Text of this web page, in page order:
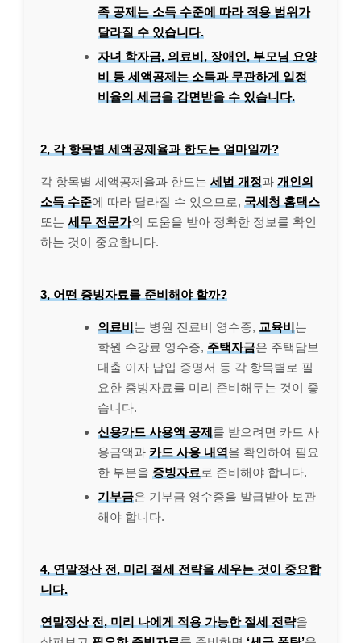
족 공제는 소득 수준에 따라 적용 범위가
달라질 수 있습니다.
자녀 학자금, 의료비, 장애인, 부모님 요양
비 등 세액공제는 소득과 무관하게 일정
비율의 세금을 감면받을 수 있습니다.
2, 각 항목별 세액공제율과 한도는 얼마일까?
각 항목별 세액공제율과 한도는 세법 개정과 개인의
소득 수준에 따라 달라질 수 있으므로, 국세청 홈택스
또는 세무 전문가의 도움을 받아 정확한 정보를 확인
하는 것이 중요합니다.
3, 어떤 증빙자료를 준비해야 할까?
의료비는 병원 진료비 영수증, 교육비는
학원 수강료 영수증, 주택자금은 주택담보
대출 이자 납입 증명서 등 각 항목별로 필
요한 증빙자료를 미리 준비해두는 것이 좋
습니다.
신용카드 사용액 공제를 받으려면 카드 사
용금액과 카드 사용 내역을 확인하여 필요
한 부분을 증빙자료로 준비해야 합니다.
기부금은 기부금 영수증을 발급받아 보관
해야 합니다.
4, 연말정산 전, 미리 절세 전략을 세우는 것이 중요합
니다.
연말정산 전, 미리 나에게 적용 가능한 절세 전략을